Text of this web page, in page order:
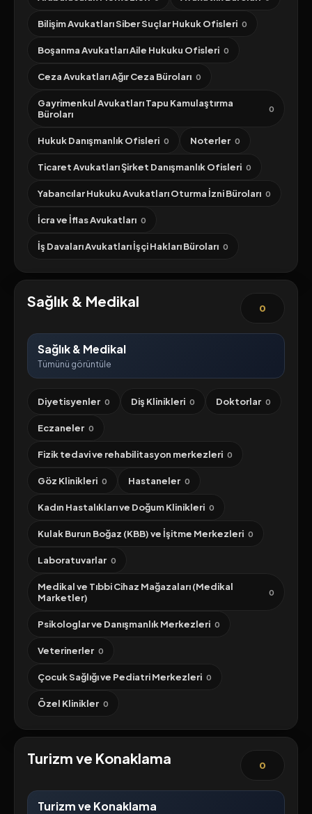
Bilişim Avukatları Siber Suçlar Hukuk Ofisleri 0
Boşanma Avukatları Aile Hukuku Ofisleri 0
Ceza Avukatları Ağır Ceza Büroları 0
Gayrimenkul Avukatları Tapu Kamulaştırma
Büroları
0
Hukuk Danışmanlık Ofisleri 0 Noterler 0
Ticaret Avukatları Şirket Danışmanlık Ofisleri 0
Yabancılar Hukuku Avukatları Oturma İzni Büroları 0
İcra ve İflas Avukatları 0
İş Davaları Avukatları İşçi Hakları Büroları 0
Sağlık & Medikal 0
Sağlık & Medikal
Tümünü görüntüle
Diyetisyenler 0 Diş Klinikleri 0 Doktorlar 0
Eczaneler 0
Fizik tedavi ve rehabilitasyon merkezleri 0
Göz Klinikleri 0 Hastaneler 0
Kadın Hastalıkları ve Doğum Klinikleri 0
Kulak Burun Boğaz (KBB) ve İşitme Merkezleri 0
Laboratuvarlar 0
Medikal ve Tıbbi Cihaz Mağazaları (Medikal
Marketler)
0
Psikologlar ve Danışmanlık Merkezleri 0
Veterinerler 0
Çocuk Sağlığı ve Pediatri Merkezleri 0
Özel Klinikler 0
Turizm ve Konaklama 0
Turizm ve Konaklama